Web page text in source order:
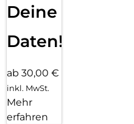
Deine
Daten!
ab 30,00 €
inkl. MwSt.
Mehr
erfahren